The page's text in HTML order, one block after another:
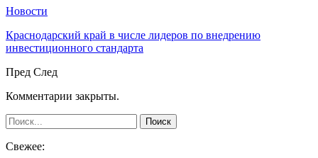
Новости
Краснодарский край в числе лидеров по внедрению
инвестиционного стандарта
Пред След
Комментарии закрыты.
Свежее: